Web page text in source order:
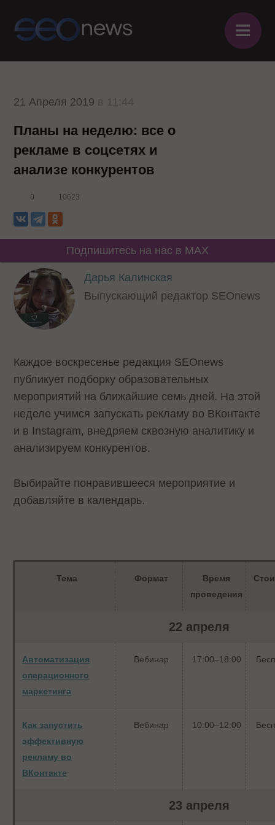
≡
21 Апреля 2019
Планы на неделю: все о
рекламе в соцсетях и
анализе конкурентов
0 10623
Подпишитесь на нас в MAX
Дарья Калинская
Выпускающий редактор SEOnews
Каждое воскресенье редакция SEOnews
публикует подборку образовательных
мероприятий на ближайшие семь дней. На этой
неделе учимся запускать рекламу во ВКонтакте
и в Instagram, внедряем сквозную аналитику и
анализируем конкурентов.
Выбирайте понравившееся мероприятие и
добавляйте в календарь.
Тема Формат
Время
проведения
22 апреля
Автоматизация
операционного
маркетинга
Вебинар 17:00–18:00
Как запустить
эффективную
рекламу во
ВКонтакте
Вебинар 10:00–12:00
23 апреля